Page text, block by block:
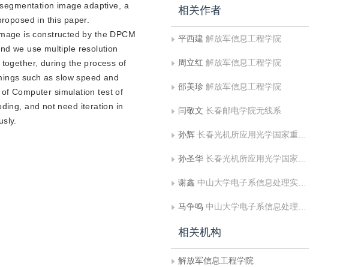
image adaptive, a
in this paper.
is constructed by the DPCM
we use multiple resolution
during the process of
such as slow speed and
Computer simulation test of
and not need iteration in
相关作者
平西建 解放军信息工程学院
周立红 解放军信息工程学院
邵美珍 解放军信息工程学院
闫敬文 长春邮电学院无线系
孙辉 长春光机所应用光学国家重点实验室
孙圣华 长春光机所应用光学国家重点实验室
谢鑫 中山大学电子系信息处理实验室
马争鸣 中山大学电子系信息处理实验室
相关机构
解放军信息工程学院